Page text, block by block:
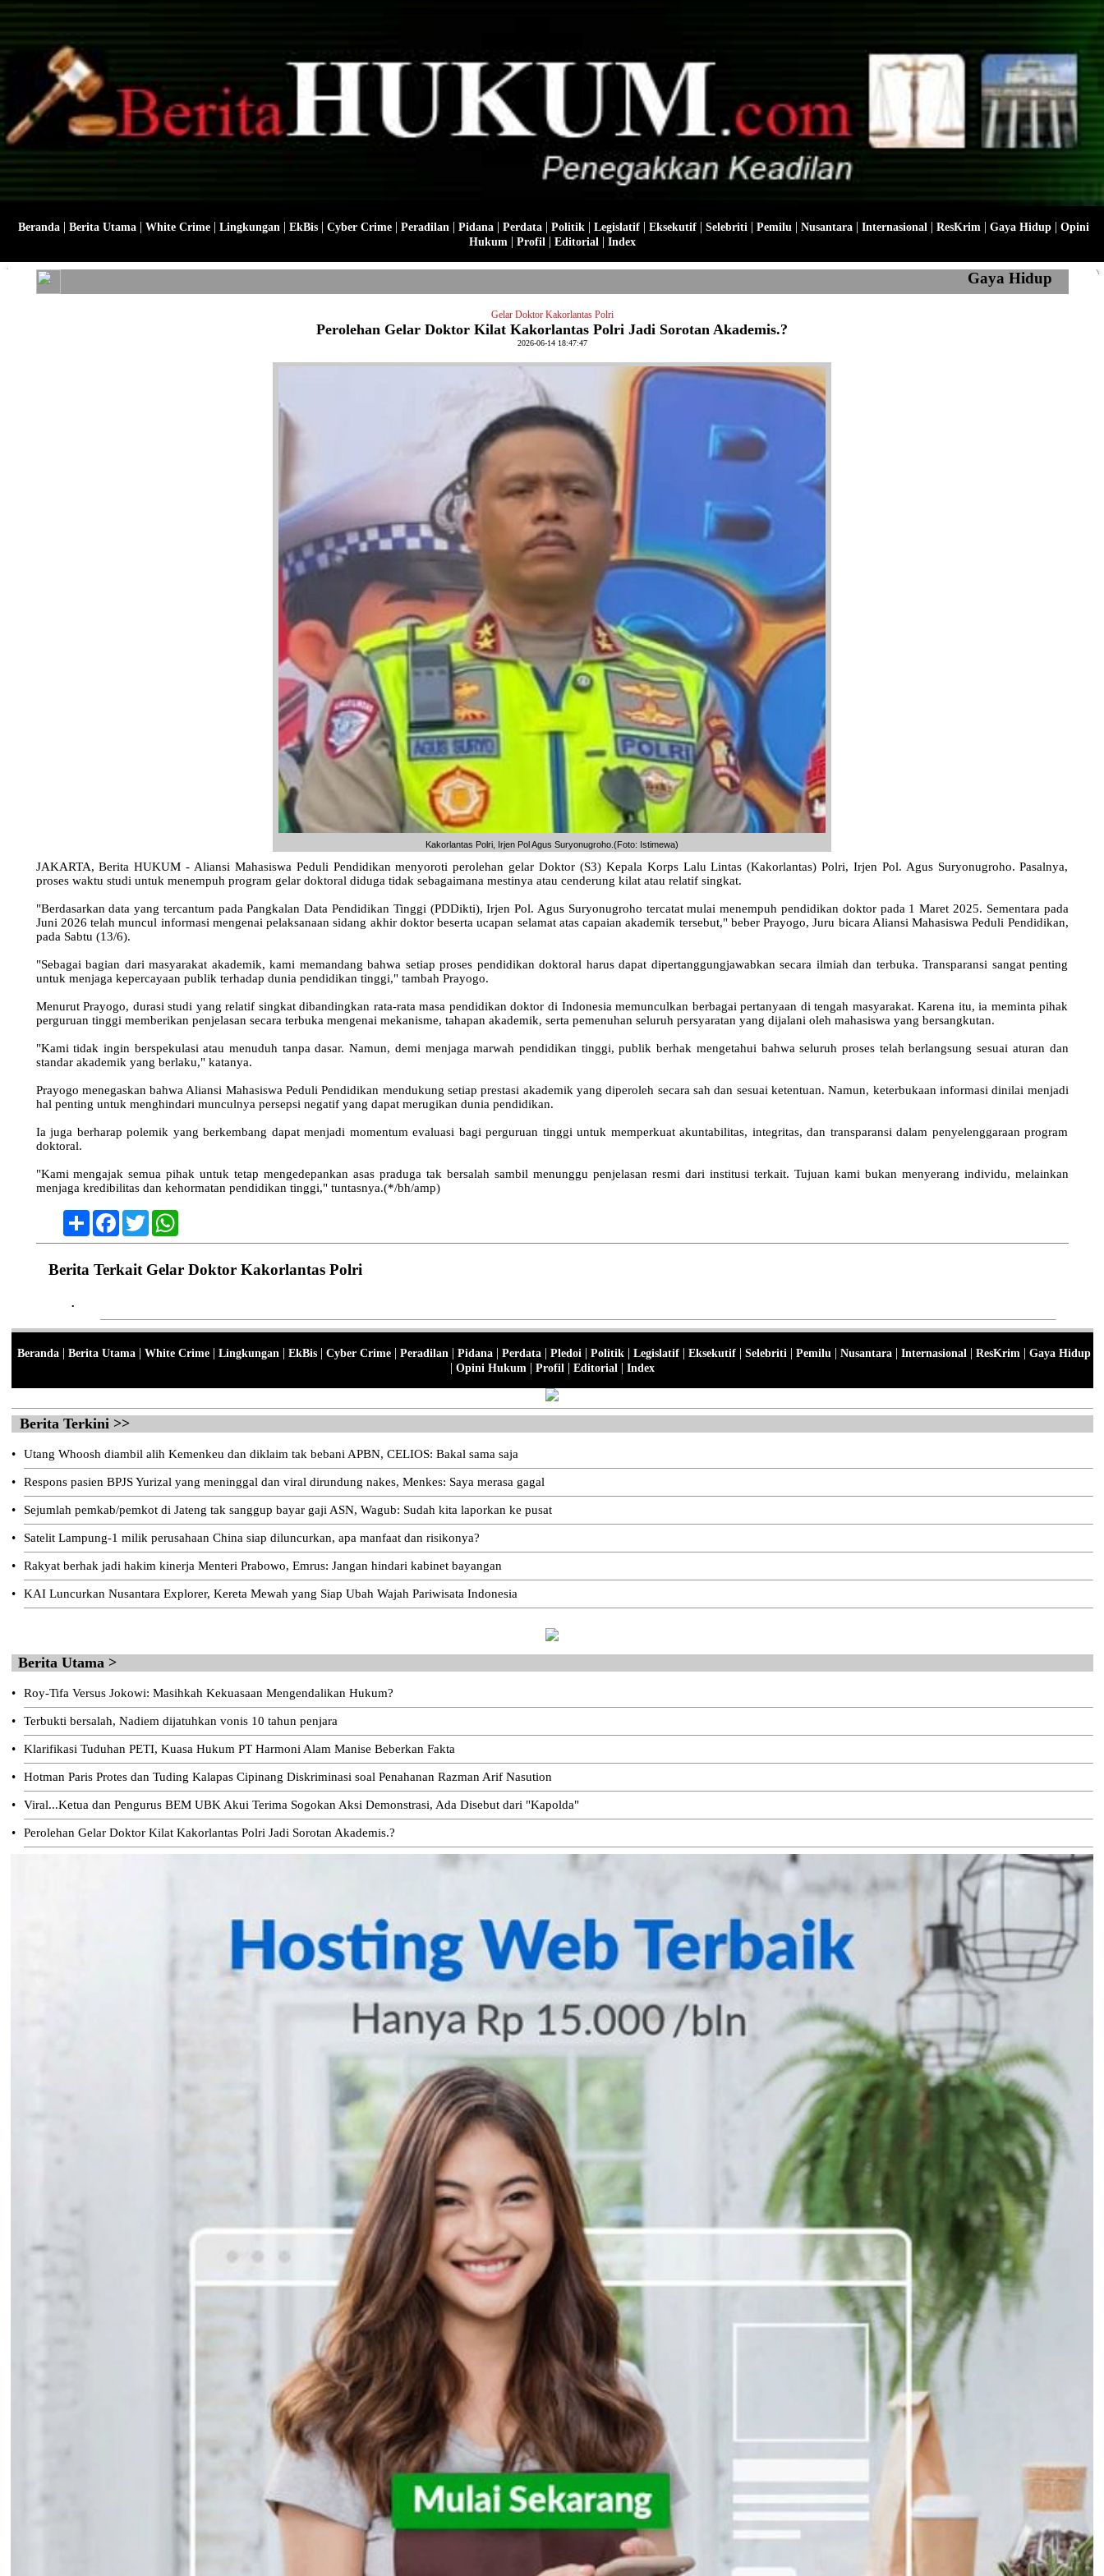
Beranda | Berita Utama | White Crime | Lingkungan | EkBis | Cyber Crime | Peradilan | Pidana | Perdata | Politik | Legislatif | Eksekutif | Selebriti | Pemilu | Nusantara | Internasional | ResKrim | Gaya Hidup | Opini
Hukum | Profil | Editorial | Index
Gaya Hidup
Gelar Doktor Kakorlantas Polri
Perolehan Gelar Doktor Kilat Kakorlantas Polri Jadi Sorotan Akademis.?
2026-06-14 18:47:47
Kakorlantas Polri, Irjen Pol Agus Suryonugroho.(Foto: Istimewa)
JAKARTA, Berita HUKUM - Aliansi Mahasiswa Peduli Pendidikan menyoroti perolehan gelar Doktor (S3) Kepala Korps Lalu Lintas (Kakorlantas) Polri, Irjen Pol. Agus Suryonugroho. Pasalnya,
proses waktu studi untuk menempuh program gelar doktoral diduga tidak sebagaimana mestinya atau cenderung kilat atau relatif singkat.
"Berdasarkan data yang tercantum pada Pangkalan Data Pendidikan Tinggi (PDDikti), Irjen Pol. Agus Suryonugroho tercatat mulai menempuh pendidikan doktor pada 1 Maret 2025. Sementara pada
Juni 2026 telah muncul informasi mengenai pelaksanaan sidang akhir doktor beserta ucapan selamat atas capaian akademik tersebut," beber Prayogo, Juru bicara Aliansi Mahasiswa Peduli Pendidikan,
pada Sabtu (13/6).
"Sebagai bagian dari masyarakat akademik, kami memandang bahwa setiap proses pendidikan doktoral harus dapat dipertanggungjawabkan secara ilmiah dan terbuka. Transparansi sangat penting
untuk menjaga kepercayaan publik terhadap dunia pendidikan tinggi," tambah Prayogo.
Menurut Prayogo, durasi studi yang relatif singkat dibandingkan rata-rata masa pendidikan doktor di Indonesia memunculkan berbagai pertanyaan di tengah masyarakat. Karena itu, ia meminta pihak
perguruan tinggi memberikan penjelasan secara terbuka mengenai mekanisme, tahapan akademik, serta pemenuhan seluruh persyaratan yang dijalani oleh mahasiswa yang bersangkutan.
"Kami tidak ingin berspekulasi atau menuduh tanpa dasar. Namun, demi menjaga marwah pendidikan tinggi, publik berhak mengetahui bahwa seluruh proses telah berlangsung sesuai aturan dan
standar akademik yang berlaku," katanya.
Prayogo menegaskan bahwa Aliansi Mahasiswa Peduli Pendidikan mendukung setiap prestasi akademik yang diperoleh secara sah dan sesuai ketentuan. Namun, keterbukaan informasi dinilai menjadi
hal penting untuk menghindari munculnya persepsi negatif yang dapat merugikan dunia pendidikan.
Ia juga berharap polemik yang berkembang dapat menjadi momentum evaluasi bagi perguruan tinggi untuk memperkuat akuntabilitas, integritas, dan transparansi dalam penyelenggaraan program
doktoral.
"Kami mengajak semua pihak untuk tetap mengedepankan asas praduga tak bersalah sambil menunggu penjelasan resmi dari institusi terkait. Tujuan kami bukan menyerang individu, melainkan
menjaga kredibilitas dan kehormatan pendidikan tinggi," tuntasnya.(*/bh/amp)
Share Facebook
Twitter
Berita Terkait Gelar Doktor Kakorlantas Polri
•
Beranda| Berita Utama| White Crime| Lingkungan | EkBis| Cyber Crime| Peradilan | Pidana| Perdata| Pledoi | Politik| Legislatif| Eksekutif| Selebriti | Pemilu | Nusantara| Internasional | ResKrim | Gaya Hidup
| Opini Hukum | Profil | Editorial | Index
Berita Terkini >>
• Utang Whoosh diambil alih Kemenkeu dan diklaim tak bebani APBN, CELIOS: Bakal sama saja
• Respons pasien BPJS Yurizal yang meninggal dan viral dirundung nakes, Menkes: Saya merasa gagal
• Sejumlah pemkab/pemkot di Jateng tak sanggup bayar gaji ASN, Wagub: Sudah kita laporkan ke pusat
• Satelit Lampung-1 milik perusahaan China siap diluncurkan, apa manfaat dan risikonya?
• Rakyat berhak jadi hakim kinerja Menteri Prabowo, Emrus: Jangan hindari kabinet bayangan
• KAI Luncurkan Nusantara Explorer, Kereta Mewah yang Siap Ubah Wajah Pariwisata Indonesia
Berita Utama >
• Roy-Tifa Versus Jokowi: Masihkah Kekuasaan Mengendalikan Hukum?
• Terbukti bersalah, Nadiem dijatuhkan vonis 10 tahun penjara
• Klarifikasi Tuduhan PETI, Kuasa Hukum PT Harmoni Alam Manise Beberkan Fakta
• Hotman Paris Protes dan Tuding Kalapas Cipinang Diskriminasi soal Penahanan Razman Arif Nasution
• Viral...Ketua dan Pengurus BEM UBK Akui Terima Sogokan Aksi Demonstrasi, Ada Disebut dari "Kapolda"
• Perolehan Gelar Doktor Kilat Kakorlantas Polri Jadi Sorotan Akademis.?